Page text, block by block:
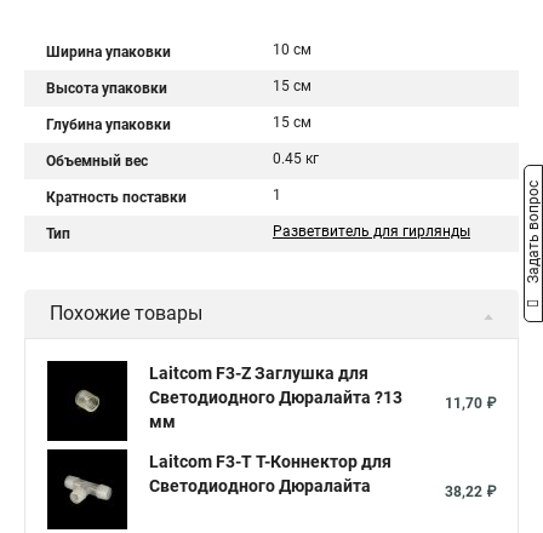
Ширина упаковки 10 см
Высота упаковки 15 см
Глубина упаковки 15 см
Объемный вес 0.45 кг
Кратность поставки 1
Тип Разветвитель для гирлянды
Похожие товары
Laitcom F3-Z Заглушка для
Светодиодного Дюралайта ?13
мм
11,70 ₽
Laitcom F3-T T-Коннектор для
Светодиодного Дюралайта
38,22 ₽
Задать вопрос